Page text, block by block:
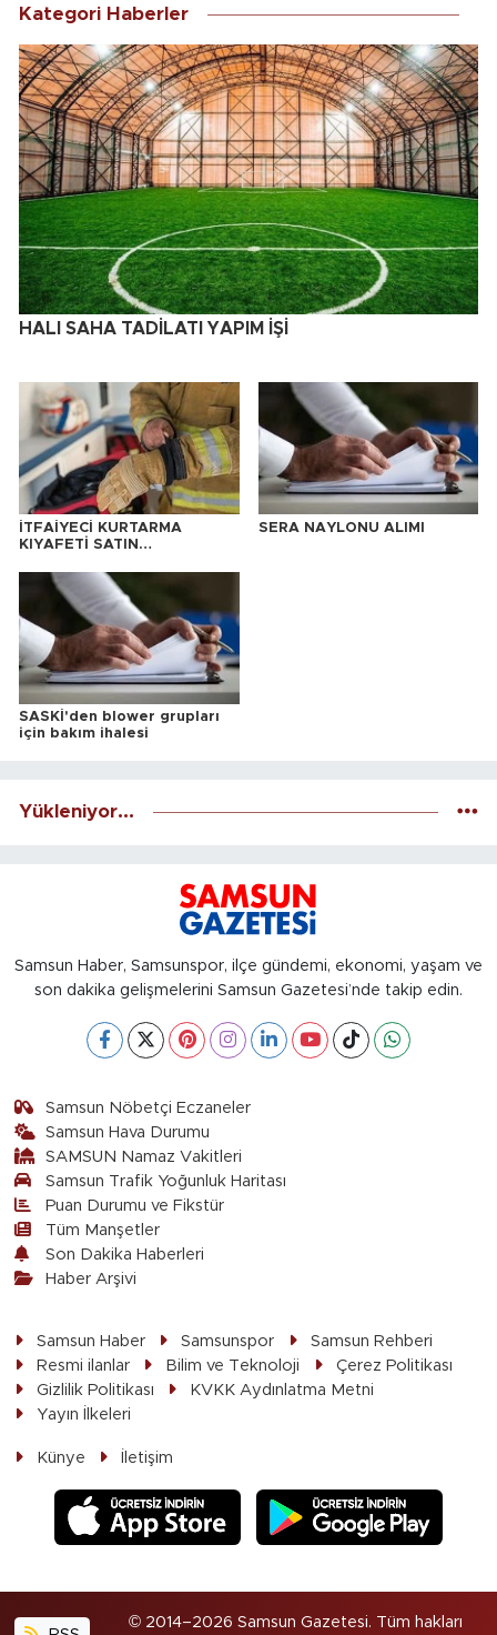
Kategori Haberler
HALI SAHA TADİLATI YAPIM İŞİ
İTFAİYECİ KURTARMA
KIYAFETİ SATIN
SERA NAYLONU ALIMI
SASKİ'den blower grupları
için bakım ihalesi
Yükleniyor...
Samsun Haber, Samsunspor, ilçe gündemi, ekonomi, yaşam ve
son dakika gelişmelerini Samsun Gazetesi’nde takip edin.
Samsun Nöbetçi Eczaneler
Samsun Hava Durumu
SAMSUN Namaz Vakitleri
Samsun Trafik Yoğunluk Haritası
Puan Durumu ve Fikstür
Tüm Manşetler
Son Dakika Haberleri
Haber Arşivi
Samsun Haber Samsunspor
Samsun Rehberi
Resmi ilanlar
Bilim ve Teknoloji
Çerez Politikası
Gizlilik Politikası
KVKK Aydınlatma Metni
Yayın İlkeleri
Künye İletişim
© 2014–2026 Samsun Gazetesi. Tüm hakları